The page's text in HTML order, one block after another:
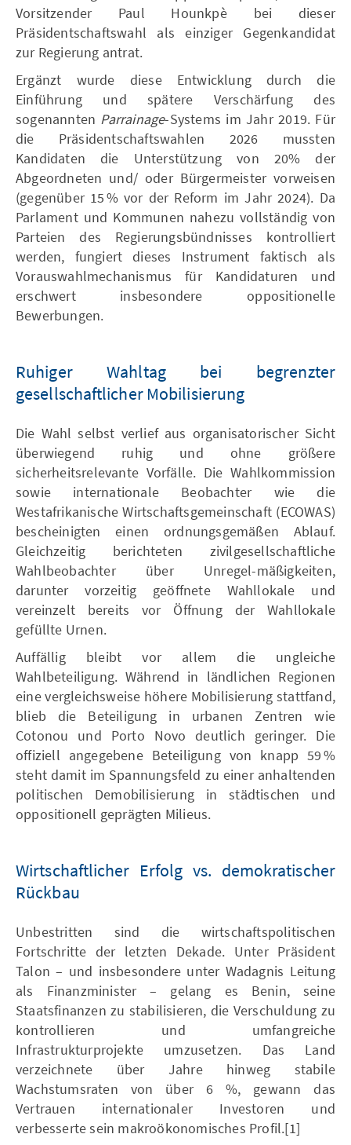
Vorsitzender Paul Hounkpè bei dieser
Präsidentschaftswahl als einziger Gegenkandidat
zur Regierung antrat.
Ergänzt wurde diese Entwicklung durch die
Einführung und spätere Verschärfung des
sogenannten Parrainage-Systems im Jahr 2019. Für
die Präsidentschaftswahlen 2026 mussten
Kandidaten die Unterstützung von 20% der
Abgeordneten und/ oder Bürgermeister vorweisen
(gegenüber 15 % vor der Reform im Jahr 2024). Da
Parlament und Kommunen nahezu vollständig von
Parteien des Regierungsbündnisses kontrolliert
werden, fungiert dieses Instrument faktisch als
Vorauswahlmechanismus für Kandidaturen und
erschwert insbesondere oppositionelle
Bewerbungen.
Ruhiger Wahltag bei begrenzter
gesellschaftlicher Mobilisierung
Die Wahl selbst verlief aus organisatorischer Sicht
überwiegend ruhig und ohne größere
sicherheitsrelevante Vorfälle. Die Wahlkommission
sowie internationale Beobachter wie die
Westafrikanische Wirtschaftsgemeinschaft (ECOWAS)
bescheinigten einen ordnungsgemäßen Ablauf.
Gleichzeitig berichteten zivilgesellschaftliche
Wahlbeobachter über Unregel-mäßigkeiten,
darunter vorzeitig geöffnete Wahllokale und
vereinzelt bereits vor Öffnung der Wahllokale
gefüllte Urnen.
Auffällig bleibt vor allem die ungleiche
Wahlbeteiligung. Während in ländlichen Regionen
eine vergleichsweise höhere Mobilisierung stattfand,
blieb die Beteiligung in urbanen Zentren wie
Cotonou und Porto Novo deutlich geringer. Die
offiziell angegebene Beteiligung von knapp 59 %
steht damit im Spannungsfeld zu einer anhaltenden
politischen Demobilisierung in städtischen und
oppositionell geprägten Milieus.
Wirtschaftlicher Erfolg vs. demokratischer
Rückbau
Unbestritten sind die wirtschaftspolitischen
Fortschritte der letzten Dekade. Unter Präsident
Talon – und insbesondere unter Wadagnis Leitung
als Finanzminister – gelang es Benin, seine
Staatsfinanzen zu stabilisieren, die Verschuldung zu
kontrollieren und umfangreiche
Infrastrukturprojekte umzusetzen. Das Land
verzeichnete über Jahre hinweg stabile
Wachstumsraten von über 6 %, gewann das
Vertrauen internationaler Investoren und
verbesserte sein makroökonomisches Profil.[1]